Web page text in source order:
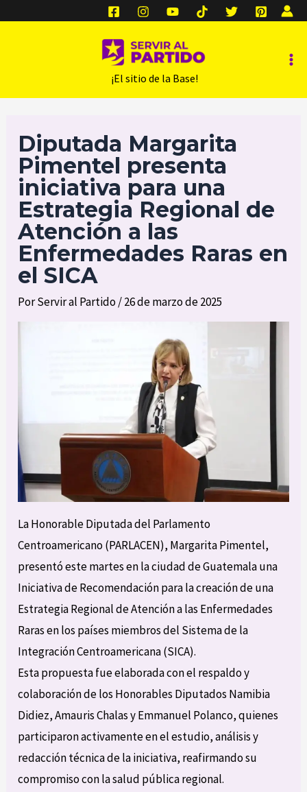
‎ ‎ ‎ ‎ ‎ ‎ ¡El sitio de la Base!
Diputada Margarita
Pimentel presenta
iniciativa para una
Estrategia Regional de
Atención a las
Enfermedades Raras en
el SICA
PorServir al Partido/26 de marzo de 2025
La Honorable Diputada del Parlamento
Centroamericano (PARLACEN), Margarita Pimentel,
presentó este martes en la ciudad de Guatemala una
Iniciativa de Recomendación para la creación de una
Estrategia Regional de Atención a las Enfermedades
Raras en los países miembros del Sistema de la
Integración Centroamericana (SICA).
Esta propuesta fue elaborada con el respaldo y
colaboración de los Honorables Diputados Namibia
Didiez, Amauris Chalas y Emmanuel Polanco, quienes
participaron activamente en el estudio, análisis y
redacción técnica de la iniciativa, reafirmando su
compromiso con la salud pública regional.